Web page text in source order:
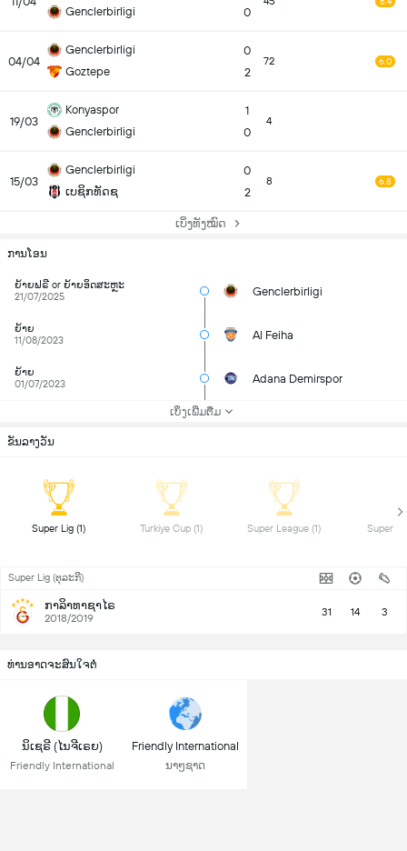
Genclerbirligi
0
04/04
Genclerbirligi
Goztepe
0
2
72 6.0
19/03
Konyaspor
Genclerbirligi
1
0
4
15/03
Genclerbirligi
ເບຊິກທັດຊ
0
2
8 6.8
ເບິ່ງທັງໝົດ
ການໂອນ
ຍ້າຍຟຣີ or ຍ້າຍອິດສະຫຼະ
21/07/2025
Genclerbirligi
ຍ້າຍ
11/08/2023
Al Feiha
ຍ້າຍ
01/07/2023
Adana Demirspor
ເບິ່ງເພີ່ມຕື່ມ
ຂັນລາງວັນ
Super Lig (ຕຸລະກີ)
ກາລິາທາຊາໄຣ
2018/2019 31 14 3
ທ່ານອາດຈະສົນໃຈຕໍ່
ນິເຊຣີ (ໄນຈີເຣຍ)
Friendly International
Friendly International
ນາໆຊາດ